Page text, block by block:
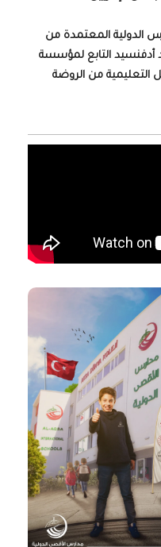
الدولية المعتمدة من
أدفنسيد التابع لمؤسسة
التعليمية من الروضة